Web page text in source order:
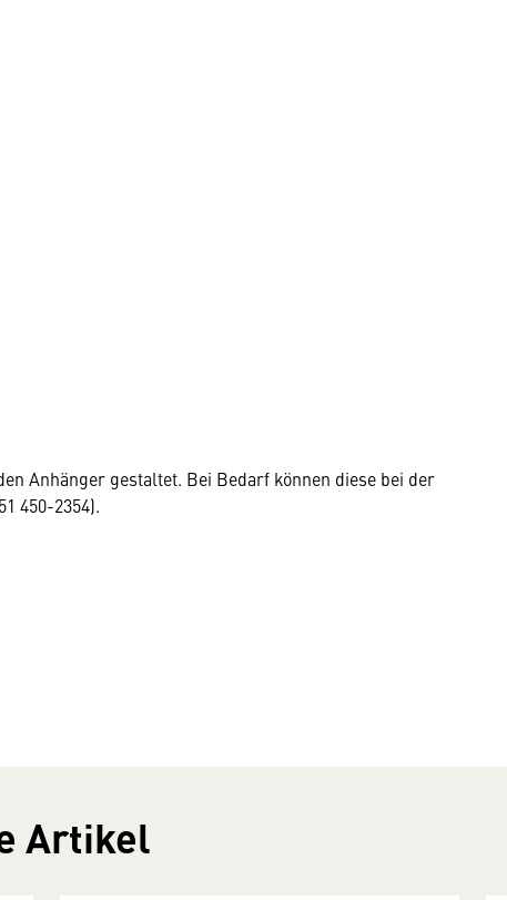
Anhänger gestaltet. Bei Bedarf können diese bei der
450-2354).
Artikel